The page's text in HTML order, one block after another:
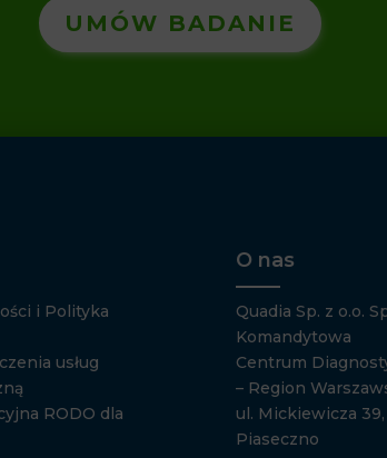
UMÓW BADANIE
i Polityka
usług
RODO dla
O nas
Quadia Sp. z o.o.
Komandytowa
Centrum
– Region
ul. Mickiewicza
Piaseczno